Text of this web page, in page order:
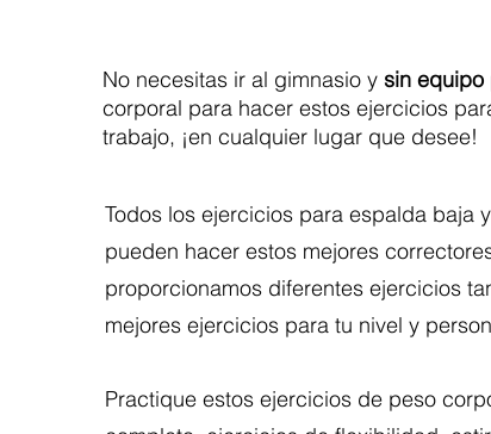
No necesitas ir al gimnasio y sin equipo
corporal para hacer estos ejercicios
trabajo, ¡en cualquier lugar que desee!
Todos los ejercicios para espalda baja
pueden hacer estos mejores
proporcionamos diferentes ejercicios
mejores ejercicios para tu nivel y
Practique estos ejercicios de peso